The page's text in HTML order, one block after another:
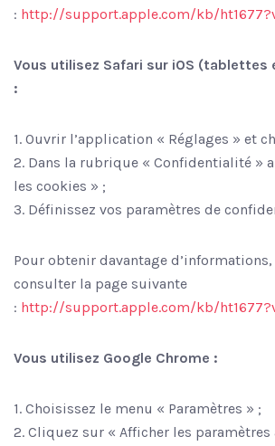
: http://support.apple.com/kb/
Vous utilisez Safari sur iOS
:
1. Ouvrir l’application « Réglages » et
2. Dans la rubrique « Confidentialité »
les cookies » ;
3. Définissez vos paramètres de
Pour obtenir davantage
consulter la page suivante
: http://support.apple.com/kb/
Vous utilisez Google Chrome :
1. Choisissez le menu « Paramètres » ;
2. Cliquez sur « Afficher les paramètres